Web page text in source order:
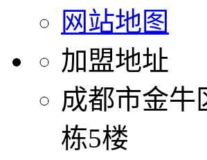
网站地图
加盟地址
成都市金牛
栋5楼